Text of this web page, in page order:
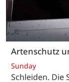
Artenschutz
Sunday
Schleiden. Die